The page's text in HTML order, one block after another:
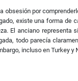
obsesión por
existe una forma
El anciano
todo parecía
incluso en Turkey